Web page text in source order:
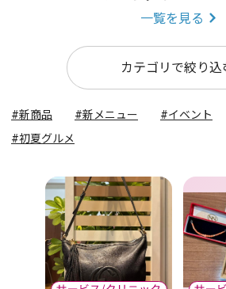
一覧を見る
カテゴリで絞り込
#新商品 #新メニュー #イベント
#初夏グルメ